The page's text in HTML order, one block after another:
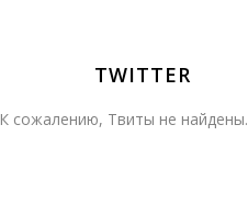
TWITTER
К сожалению, Твиты не найдены.